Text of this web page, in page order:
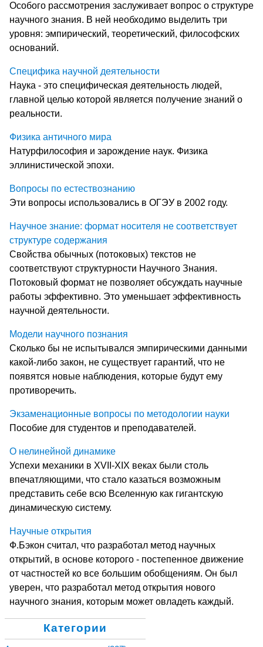
Особого рассмотрения заслуживает вопрос о структуре
научного знания. В ней необходимо выделить три
уровня: эмпирический, теоретический, философских
оснований.
Специфика научной деятельности
Наука - это специфическая деятельность людей,
главной целью которой является получение знаний о
реальности.
Физика античного мира
Натурфилософия и зарождение наук. Физика
эллинистической эпохи.
Вопросы по естествознанию
Эти вопросы использовались в ОГЭУ в 2002 году.
Научное знание: формат носителя не соответствует
структуре содержания
Свойства обычных (потоковых) текстов не
соответствуют структурности Научного Знания.
Потоковый формат не позволяет обсуждать научные
работы эффективно. Это уменьшает эффективность
научной деятельности.
Модели научного познания
Сколько бы не испытывался эмпирическими данными
какой-либо закон, не существует гарантий, что не
появятся новые наблюдения, которые будут ему
противоречить.
Экзаменационные вопросы по методологии науки
Пособие для студентов и преподавателей.
О нелинейной динамике
Успехи механики в XVII-XIX веках были столь
впечатляющими, что стало казаться возможным
представить себе всю Вселенную как гигантскую
динамическую систему.
Научные открытия
Ф.Бэкон считал, что разработал метод научных
открытий, в основе которого - постепенное движение
от частностей ко все большим обобщениям. Он был
уверен, что разработал метод открытия нового
научного знания, которым может овладеть каждый.
Категории